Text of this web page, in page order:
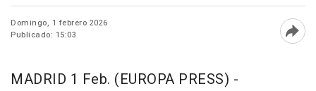
Domingo, 1 febrero 2026
Publicado: 15:03
MADRID 1 Feb. (EUROPA PRESS) -